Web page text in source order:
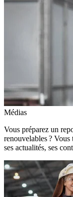
Médias
Vous préparez un
renouvelables ?
ses actualités, ses